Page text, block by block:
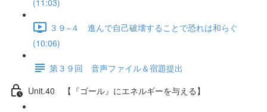
(11:03)
３９−４ 進んで自己破壊することで恐れは和らぐ
(10:06)
第３９回 音声ファイル＆宿題提出
Unit.40 【『ゴール』にエネルギーを与える】